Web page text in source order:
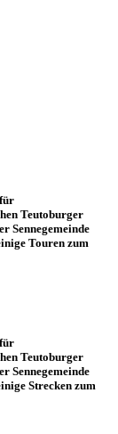
Teutoburger
Sennegemeinde
Touren zum
Teutoburger
Sennegemeinde
Strecken zum